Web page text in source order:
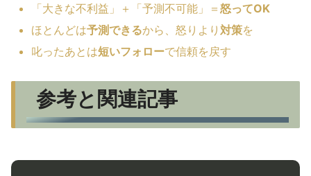
「大きな不利益」＋「予測不可能」＝怒ってOK
ほとんどは予測できるから、怒りより対策を
叱ったあとは短いフォローで信頼を戻す
参考と関連記事